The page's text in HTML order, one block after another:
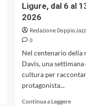
Ligure, dal 6 al
2026
Redazione DoppioJazz
0
Nel centenario della
Davis, una
cultura per
protagonista...
Continua a LeggereLeggi